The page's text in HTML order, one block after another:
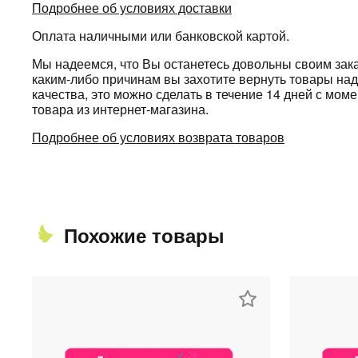
Подробнее об условиях доставки
Оплата наличными или банковской картой.
Мы надеемся, что Вы останетесь довольны своим
каким-либо причинам вы захотите вернуть товары
качества, это можно сделать в течение 14 дней с
товара из интернет-магазина.
Подробнее об условиях возврата товаров
Похожие товары